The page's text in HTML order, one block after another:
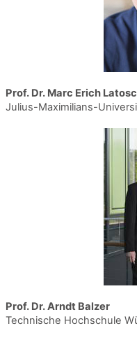
Prof. Dr. Marc Erich
Julius-Maximilians-
Prof. Dr. Arndt Balzer
Technische Hochschule